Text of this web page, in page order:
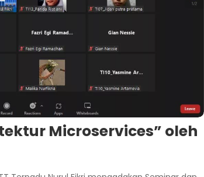
Microservices” oleh